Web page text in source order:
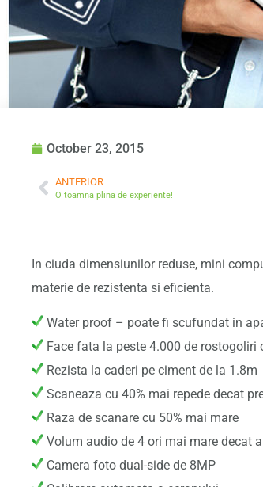
October 23, 2015
ANTERIOR
O toamna plina de experiente!
In ciuda dimensiunilor reduse, mini
materie de rezistenta si eficienta.
Water proof – poate fi scufundat in
Face fata la peste 4.000 de rostogoliri
Rezista la caderi pe ciment de la 1.8m
Scaneaza cu 40% mai repede decat
Raza de scanare cu 50% mai mare
Volum audio de 4 ori mai mare decat
Camera foto dual-side de 8MP